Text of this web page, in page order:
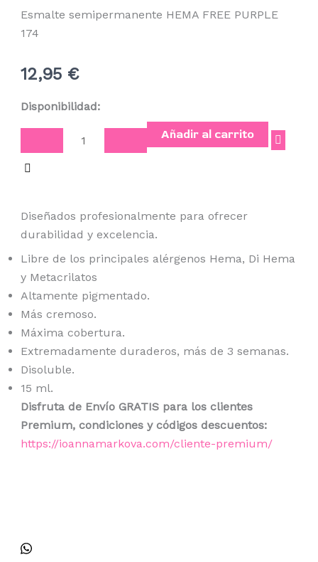
Esmalte semipermanente HEMA FREE PURPLE
174
12,95 €
Disponibilidad:
Esmalte
semipermanente
HEMA
cantidad
Añadir al carrito
Diseñados profesionalmente para ofrecer
durabilidad y excelencia.
Libre de los principales alérgenos Hema, Di Hema
y Metacrilatos
Altamente pigmentado.
Más cremoso.
Máxima cobertura.
Extremadamente duraderos, más de 3 semanas.
Disoluble.
15 ml.
Disfruta de Envío GRATIS para los clientes
Premium, condiciones y códigos descuentos:
https://ioannamarkova.com/cliente-premium/